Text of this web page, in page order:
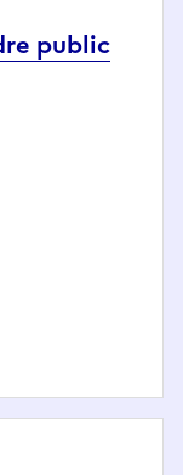
public
de l'ordre